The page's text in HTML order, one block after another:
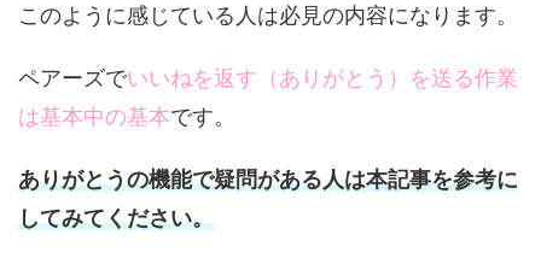
このように感じている人は必見の内容になります。
ペアーズでいいねを返す（ありがとう）を送る作業
は基本中の基本です。
ありがとうの機能で疑問がある人は本記事を参考に
してみてください。